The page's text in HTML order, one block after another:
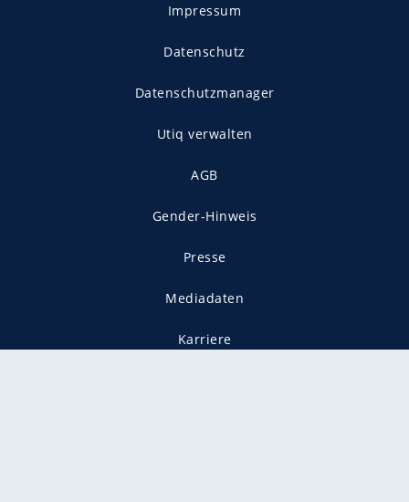
Impressum
Datenschutz
Datenschutzmanager
Utiq verwalten
AGB
Gender-Hinweis
Presse
Mediadaten
Karriere